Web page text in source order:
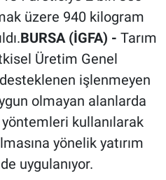
üzere 940 kilogram
BURSA (İGFA) - Tarım
Üretim Genel
işlenmeyen
olmayan alanlarda
kullanılarak
yönelik yatırım
uygulanıyor.